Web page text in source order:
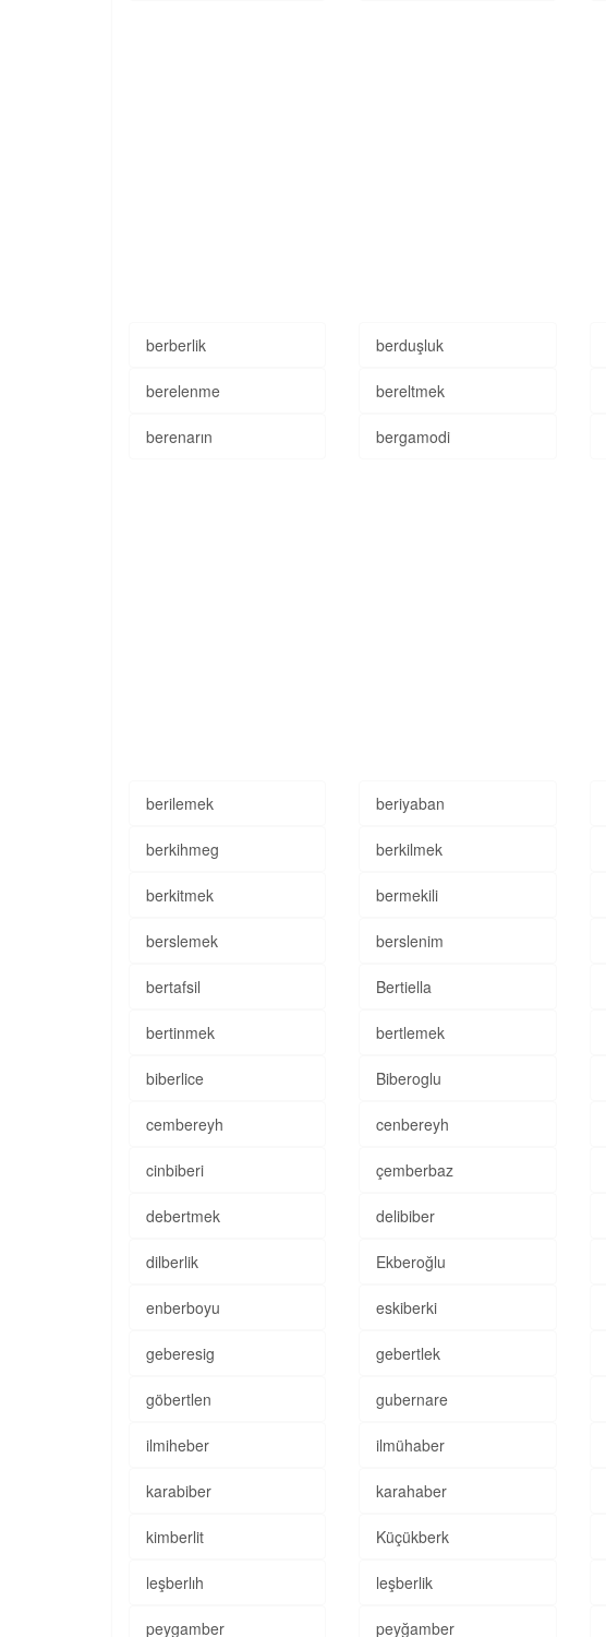
berberlik berduşluk
berelenme bereltmek
berenarın bergamodi
berilemek beriyaban
berkihmeg berkilmek
berkitmek bermekili
berslemek berslenim
bertafsil Bertiella
bertinmek bertlemek
biberlice Biberoglu
cembereyh cenbereyh
cinbiberi çemberbaz
debertmek delibiber
dilberlik Ekberoğlu
enberboyu eskiberki
geberesig gebertlek
göbertlen gubernare
ilmiheber ilmühaber
karabiber karahaber
kimberlit Küçükberk
leşberlıh leşberlik
peygamber peyğamber